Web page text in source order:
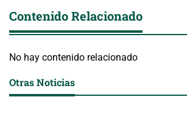
Contenido Relacionado
No hay contenido relacionado
Otras Noticias